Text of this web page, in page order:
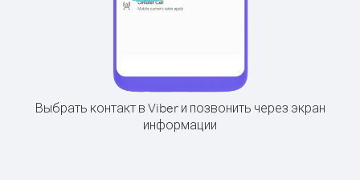
Выбрать контакт в Viber и позвонить через экран
информации